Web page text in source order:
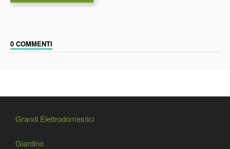
0 COMMENTI
Grandi Elettrodomestici
Giardino